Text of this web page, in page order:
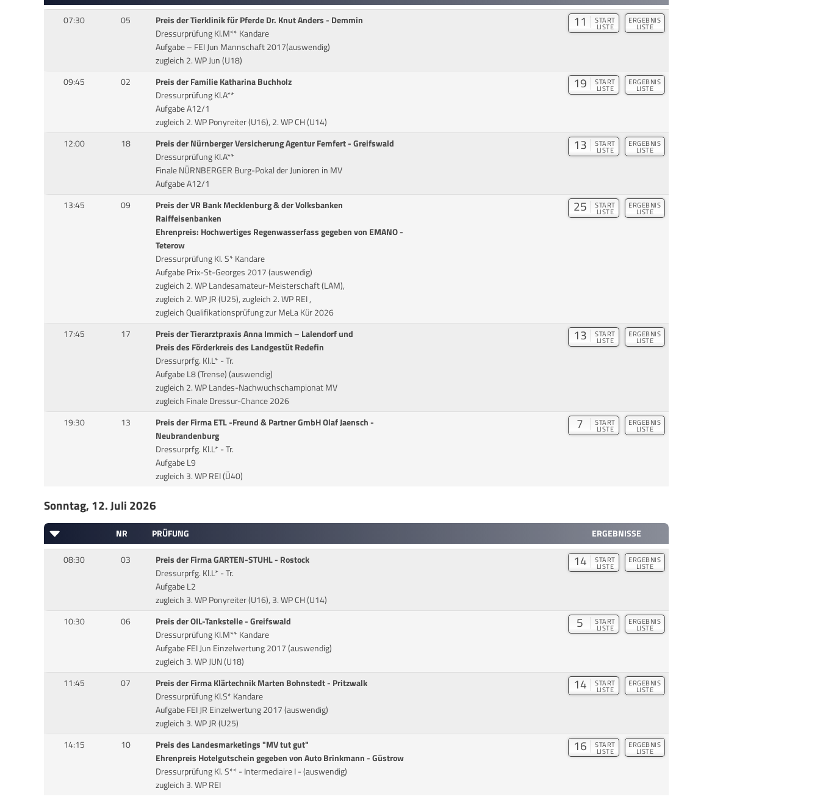
07:30
05
Preis der Tierklinik für Pferde Dr. Knut Anders - Demmin
Dressurprüfung Kl.M** Kandare
Aufgabe – FEI Jun Mannschaft 2017(auswendig)
zugleich 2. WP Jun (U18)
11 START
LISTE
ERGEBNIS
LISTE
09:45 02
Preis der Familie Katharina Buchholz
Dressurprüfung Kl.A**
Aufgabe A12/1
zugleich 2. WP Ponyreiter (U16), 2. WP CH (U14)
19 START
LISTE
ERGEBNIS
LISTE
12:00 18
Preis der Nürnberger Versicherung Agentur Femfert - Greifswald
Dressurprüfung Kl.A**
Finale NÜRNBERGER Burg-Pokal der Junioren in MV
Aufgabe A12/1
13 START
LISTE
ERGEBNIS
LISTE
13:45 09
Preis der VR Bank Mecklenburg & der Volksbanken
Raiffeisenbanken
Ehrenpreis: Hochwertiges Regenwasserfass gegeben von EMANO -
Teterow
Dressurprüfung Kl. S* Kandare
Aufgabe Prix-St-Georges 2017 (auswendig)
zugleich 2. WP Landesamateur-Meisterschaft (LAM),
zugleich 2. WP JR (U25), zugleich 2. WP REI ,
zugleich Qualifikationsprüfung zur MeLa Kür 2026
25 START
LISTE
ERGEBNIS
LISTE
17:45 17
Preis der Tierarztpraxis Anna Immich – Lalendorf und
Preis des Förderkreis des Landgestüt Redefin
Dressurprfg. Kl.L* - Tr.
Aufgabe L8 (Trense) (auswendig)
zugleich 2. WP Landes-Nachwuchschampionat MV
zugleich Finale Dressur-Chance 2026
13 START
LISTE
ERGEBNIS
LISTE
19:30 13
Preis der Firma ETL -Freund & Partner GmbH Olaf Jaensch -
Neubrandenburg
Dressurprfg. Kl.L* - Tr.
Aufgabe L9
zugleich 3. WP REI (Ü40)
7 START
LISTE
ERGEBNIS
LISTE
Sonntag, 12. Juli 2026
NR PRÜFUNG
ERGEBNISSE
08:30
03
Preis der Firma GARTEN-STUHL - Rostock
Dressurprfg. Kl.L* - Tr.
Aufgabe L2
zugleich 3. WP Ponyreiter (U16), 3. WP CH (U14)
14 START
LISTE
ERGEBNIS
LISTE
10:30 06
Preis der OIL-Tankstelle - Greifswald
Dressurprüfung Kl.M** Kandare
Aufgabe FEI Jun Einzelwertung 2017 (auswendig)
zugleich 3. WP JUN (U18)
5 START
LISTE
ERGEBNIS
LISTE
11:45 07
Preis der Firma Klärtechnik Marten Bohnstedt - Pritzwalk
Dressurprüfung Kl.S* Kandare
Aufgabe FEI JR Einzelwertung 2017 (auswendig)
zugleich 3. WP JR (U25)
14 START
LISTE
ERGEBNIS
LISTE
14:15 10
Preis des Landesmarketings "MV tut gut"
Ehrenpreis Hotelgutschein gegeben von Auto Brinkmann - Güstrow
Dressurprüfung Kl. S** - Intermediaire I - (auswendig)
zugleich 3. WP REI
16 START
LISTE
ERGEBNIS
LISTE